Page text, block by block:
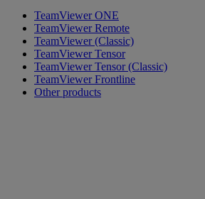
TeamViewer ONE
TeamViewer Remote
TeamViewer (Classic)
TeamViewer Tensor
TeamViewer Tensor (Classic)
TeamViewer Frontline
Other products